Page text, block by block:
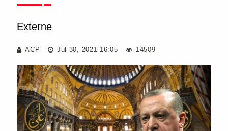
Externe
ACP Jul 30, 2021 16:05 14509